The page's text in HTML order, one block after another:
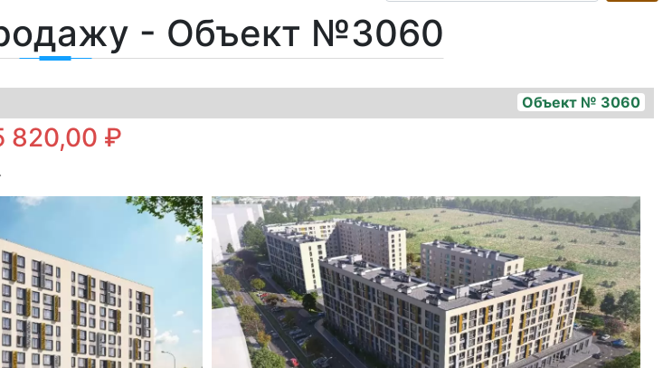
- Объект №3060
Объект № 3060
820,00 ₽